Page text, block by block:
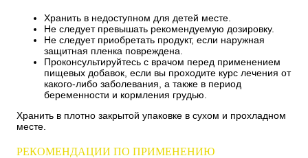
Хранить в недоступном для детей месте.
Не следует превышать рекомендуемую дозировку.
Не следует приобретать продукт, если наружная
защитная пленка повреждена.
Проконсультируйтесь с врачом перед применением
пищевых добавок, если вы проходите курс лечения от
какого-либо заболевания, а также в период
беременности и кормления грудью.
Хранить в плотно закрытой упаковке в сухом и прохладном
месте.
РЕКОМЕНДАЦИИ ПО ПРИМЕНЕНИЮ